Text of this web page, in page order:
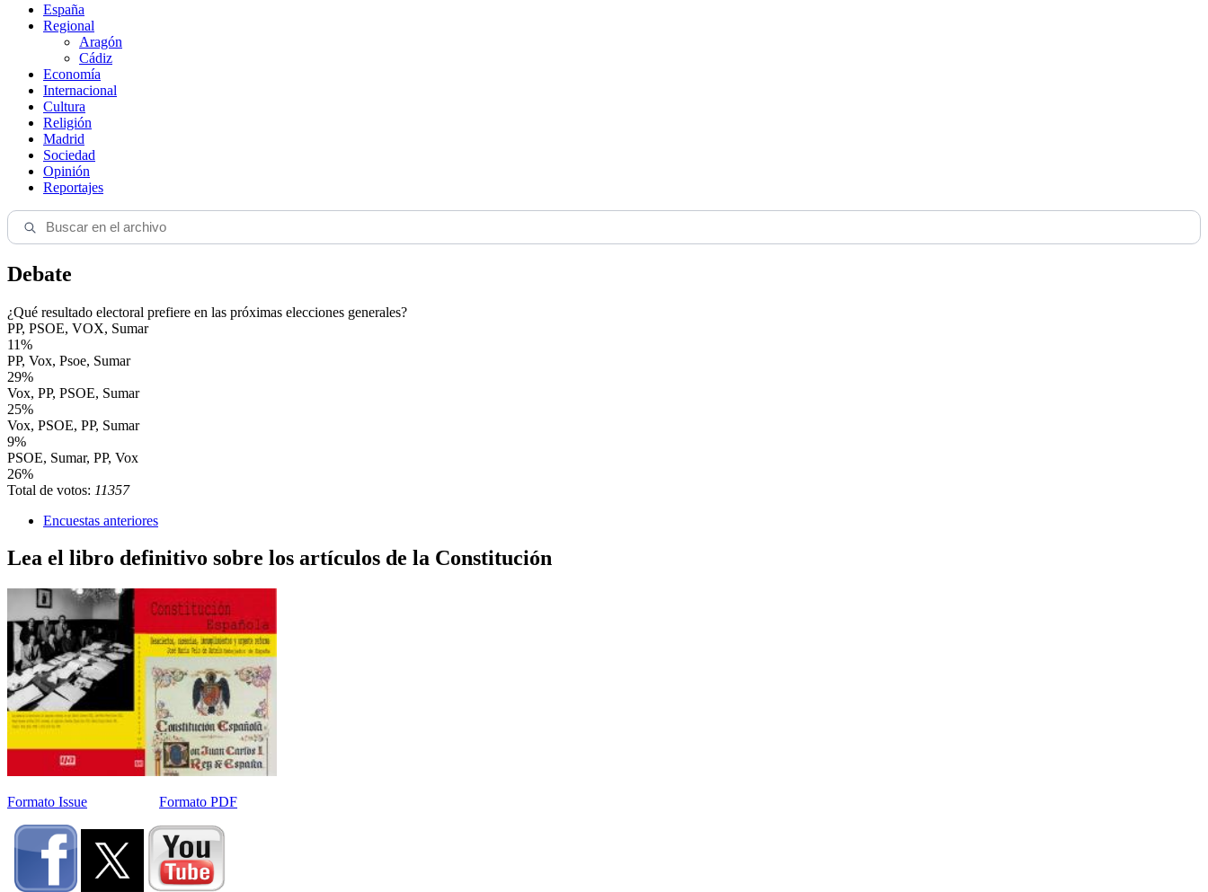
España
Regional
Aragón
Cádiz
Economía
Internacional
Cultura
Religión
Madrid
Sociedad
Opinión
Reportajes
Debate
¿Qué resultado electoral prefiere en las próximas elecciones generales?
PP, PSOE, VOX, Sumar
11%
PP, Vox, Psoe, Sumar
29%
Vox, PP, PSOE, Sumar
25%
Vox, PSOE, PP, Sumar
9%
PSOE, Sumar, PP, Vox
26%
Total de votos: 11357
Encuestas anteriores
Lea el libro definitivo sobre los artículos de la Constitución
Formato Issue Formato PDF